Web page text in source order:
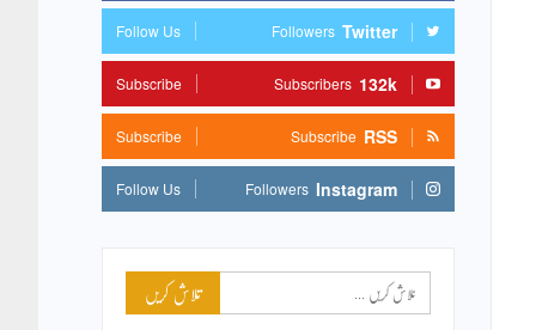
Twitter
Followers
Follow Us
132k
Subscribers
Subscribe
RSS
Subscribe
Subscribe
Instagram
Followers
Follow Us